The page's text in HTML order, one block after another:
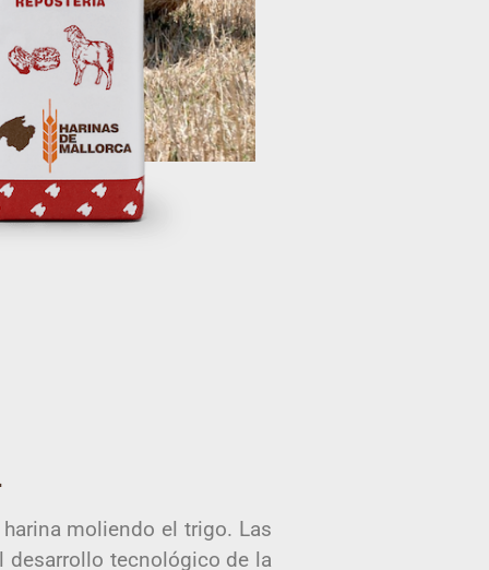
moliendo el trigo. Las
desarrollo tecnológico de la